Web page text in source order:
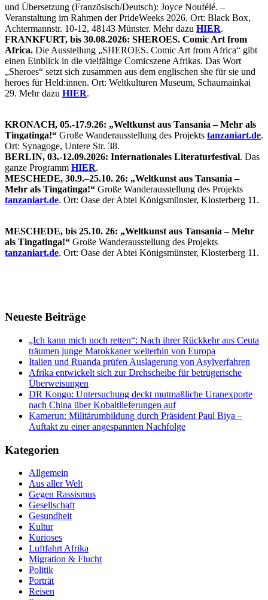
und Übersetzung (Französisch/Deutsch): Joyce Noufélé. –
Veranstaltung im Rahmen der PrideWeeks 2026. Ort: Black Box,
Achtermannstr. 10-12, 48143 Münster. Mehr dazu HIER.
FRANKFURT, bis 30.08.2026: SHEROES. Comic Art from
Africa. Die Ausstellung „SHEROES. Comic Art from Africa“ gibt
einen Einblick in die vielfältige Comicszene Afrikas. Das Wort
„Sheroes“ setzt sich zusammen aus dem englischen she für sie und
heroes für Held:innen. Ort: Weltkulturen Museum, Schaumainkai
29. Mehr dazu HIER.
KRONACH, 05.-17.9.26: „Weltkunst aus Tansania – Mehr als
Tingatinga!“ Große Wanderausstellung des Projekts tanzaniart.de.
Ort: Synagoge, Untere Str. 38.
BERLIN, 03.-12.09.2026: Internationales Literaturfestival. Das
ganze Programm HIER.
MESCHEDE, 30.9.–25.10. 26: „Weltkunst aus Tansania –
Mehr als Tingatinga!“ Große Wanderausstellung des Projekts
tanzaniart.de. Ort: Oase der Abtei Königsmünster, Klosterberg 11.
MESCHEDE, bis 25.10. 26: „Weltkunst aus Tansania – Mehr
als Tingatinga!“ Große Wanderausstellung des Projekts
tanzaniart.de. Ort: Oase der Abtei Königsmünster, Klosterberg 11.
Neueste Beiträge
„Ich kann mich noch retten“: Nach ihrer Rückkehr aus Ceuta
träumen junge Marokkaner weiterhin von Europa
Italien und Ruanda prüfen Auslagerung von Asylverfahren
Afrika entwickelt sich zur Drehscheibe für betrügerische
Überweisungen
DR Kongo: Untersuchung deckt mutmaßliche Uranexporte
nach China über Kobaltlieferungen auf
Kamerun: Militärumbildung durch Präsident Paul Biya –
Auftakt zu einer angespannten Nachfolge
Kategorien
Allgemein
Aus aller Welt
Gegen Rassismus
Gesellschaft
Gesundheit
Kultur
Kurioses
Luftfahrt Afrika
Migration & Flucht
Politik
Porträt
Reisen